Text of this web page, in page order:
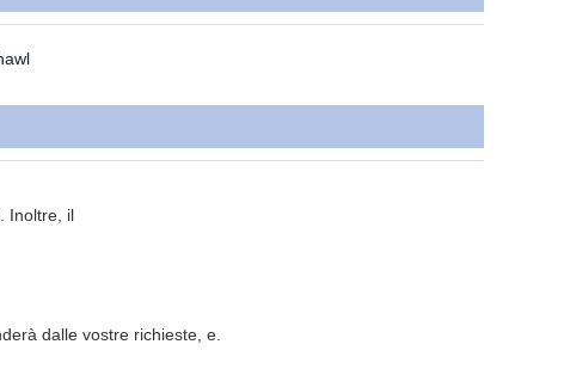
Inoltre, il
dalle vostre richieste, e.